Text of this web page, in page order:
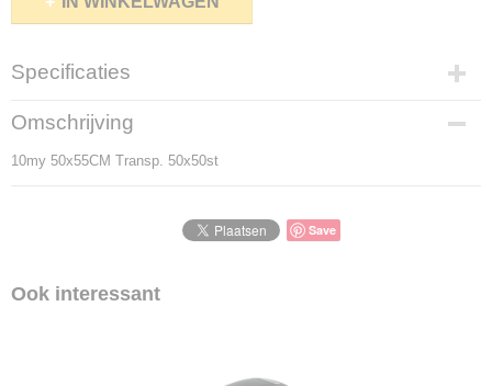
Specificaties
Productcode
5004-42
Productcode leverancier
Omschrijving
10my 50x55CM Transp. 50x50st
Save
Ook interessant